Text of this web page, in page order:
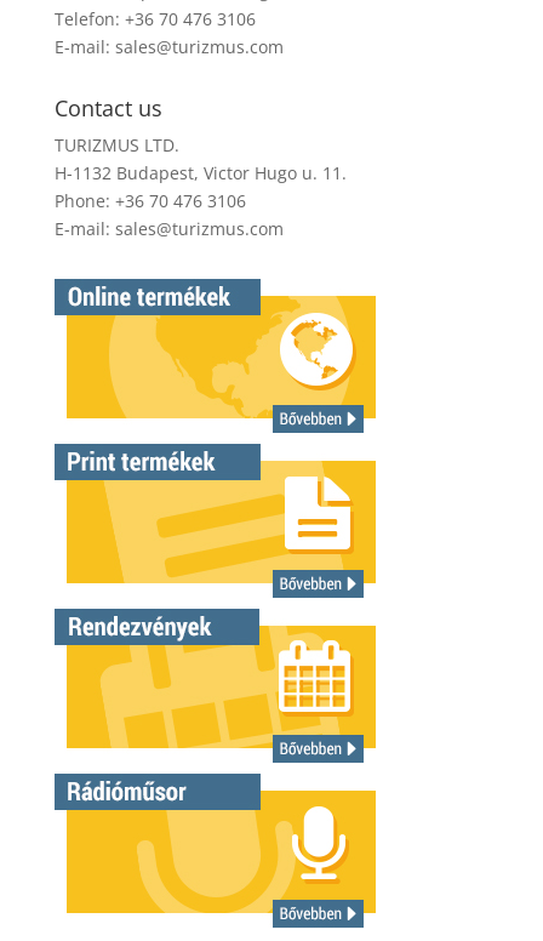
Telefon: +36 70 476 3106
E-mail: sales@turizmus.com
Contact us
TURIZMUS LTD.
H-1132 Budapest, Victor Hugo u. 11.
Phone: +36 70 476 3106
E-mail: sales@turizmus.com